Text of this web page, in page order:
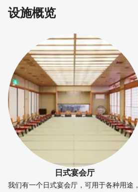
设施概览
日式宴会厅
我们有一个日式宴会厅，可用于各种用途，